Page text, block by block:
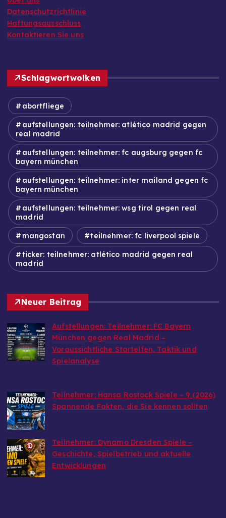
Datenschutzrichtlinie
Haftungsausschluss
Kontaktieren Sie uns
Schlagwortwolken
abortfliege
aufstellungen: teilnehmer: atlético madrid gegen
real madrid
aufstellungen: teilnehmer: fc augsburg gegen fc
bayern münchen
aufstellungen: teilnehmer: inter mailand gegen fc
bayern münchen
aufstellungen: teilnehmer: wsg tirol gegen real
madrid
mangostan teilnehmer: fc liverpool spiele
ticker: teilnehmer: atlético madrid gegen real
madrid
Neuer Beitrag
Aufstellungen: Teilnehmer: FC Bayern
München gegen Real Madrid –
Voraussichtliche Startelfen, Taktik und
Spielanalyse
Teilnehmer: Hansa Rostock Spiele – 9 (2026)
Spannende Fakten, die Sie kennen sollten
Teilnehmer: Dynamo Dresden Spiele –
Geschichte, Spielbetrieb und aktuelle
Entwicklungen